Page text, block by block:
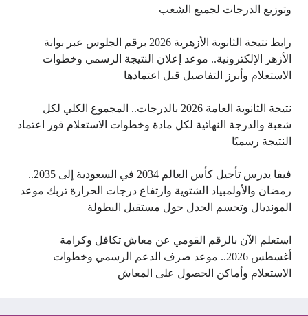
وتوزيع الدرجات لجميع الشعب
رابط نتيجة الثانوية الأزهرية 2026 برقم الجلوس عبر بوابة
الأزهر الإلكترونية.. موعد إعلان النتيجة الرسمي وخطوات
الاستعلام وأبرز التفاصيل قبل اعتمادها
نتيجة الثانوية العامة 2026 بالدرجات.. المجموع الكلي لكل
شعبة والدرجة النهائية لكل مادة وخطوات الاستعلام فور اعتماد
النتيجة رسميًا
فيفا يدرس تأجيل كأس العالم 2034 في السعودية إلى 2035..
رمضان والأولمبياد الشتوية وارتفاع درجات الحرارة تربك موعد
المونديال وتحسم الجدل حول مستقبل البطولة
استعلم الآن بالرقم القومي عن معاش تكافل وكرامة
أغسطس 2026.. موعد صرف الدعم الرسمي وخطوات
الاستعلام وأماكن الحصول على المعاش